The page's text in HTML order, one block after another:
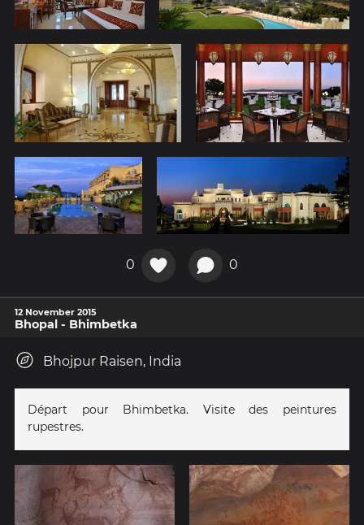
0 0
12 November 2015
Bhopal - Bhimbetka
Bhojpur Raisen, India
Départ pour Bhimbetka. Visite des peintures
rupestres.